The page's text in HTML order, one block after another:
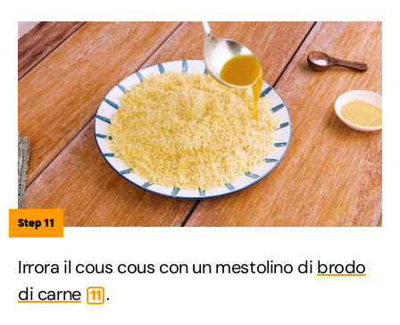
Step 11
Irrora il cous cous con un mestolino di brodo
di carne 11 .